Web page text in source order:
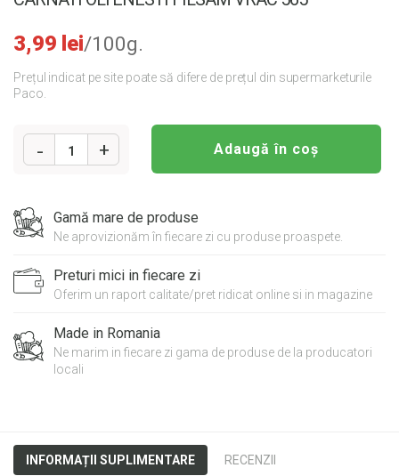
3,99 lei/100g.
Prețul indicat pe site poate să difere de prețul din supermarketurile
Paco.
1
OLTENESTI
FILSAM
565
Adaugă în coș
Gamă mare de produse
Ne aprovizionăm în fiecare zi cu produse proaspete.
Preturi mici in fiecare zi
Oferim un raport calitate/pret ridicat online si in magazine
Made in Romania
Ne marim in fiecare zi gama de produse de la producatori
locali
INFORMAȚII SUPLIMENTARE RECENZII